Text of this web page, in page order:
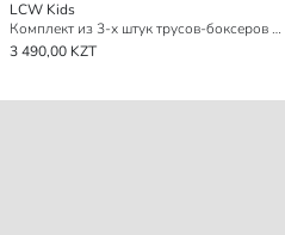
LCW Kids
Комплект из 3-х штук трусов-боксеров для мальчиков с принтом
3 490,00 KZT